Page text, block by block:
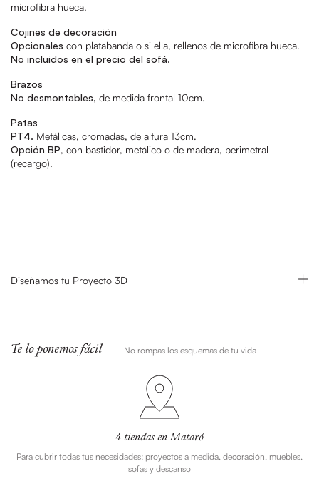
microfibra hueca.
Cojines de decoración
Opcionales con platabanda o si ella, rellenos de microfibra hueca.
No incluidos en el precio del sofá.
Brazos
No desmontables, de medida frontal 10cm.
Patas
PT4. Metálicas, cromadas, de altura 13cm.
Opción BP, con bastidor, metálico o de madera, perimetral
(recargo).
Diseñamos tu Proyecto 3D
Te lo ponemos fácil No rompas los esquemas de tu vida
4 tiendas en Mataró
Para cubrir todas tus necesidades: proyectos a medida, decoración, muebles,
sofas y descanso